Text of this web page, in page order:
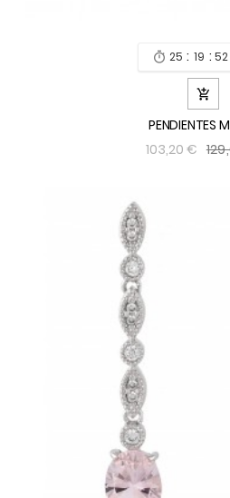
 25 : 19 : 52

PENDIENTES
103,20 €